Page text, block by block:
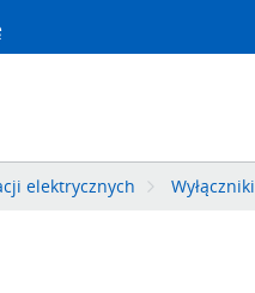
elektrycznych Wyłączniki